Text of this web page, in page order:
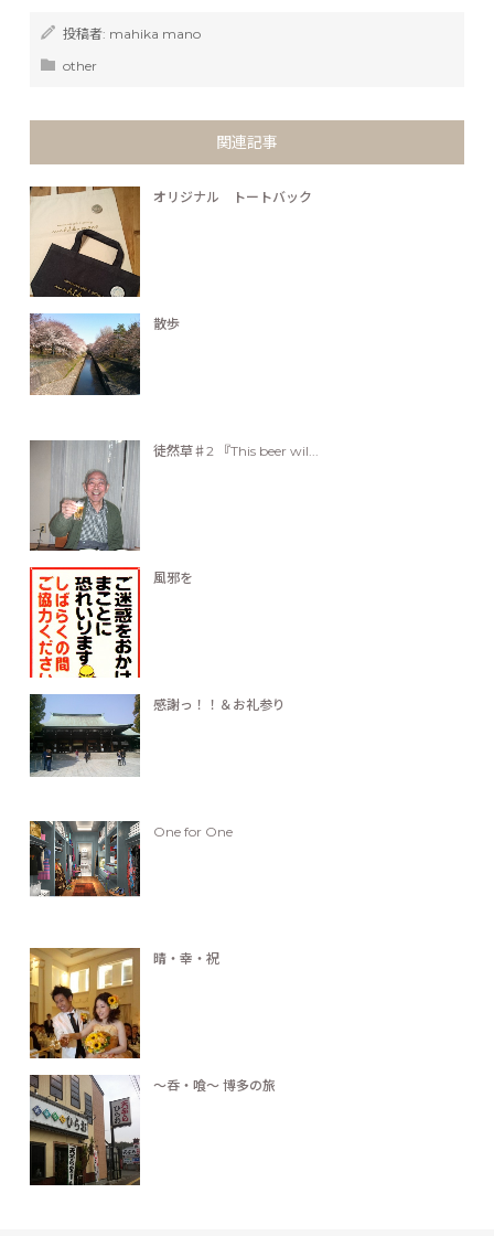
投稿者: mahika mano
other
関連記事
オリジナル トートバック
散歩
徒然草♯2 『This beer wil...
風邪を
感謝っ！！＆お礼参り
One for One
晴・幸・祝
〜呑・喰〜 博多の旅